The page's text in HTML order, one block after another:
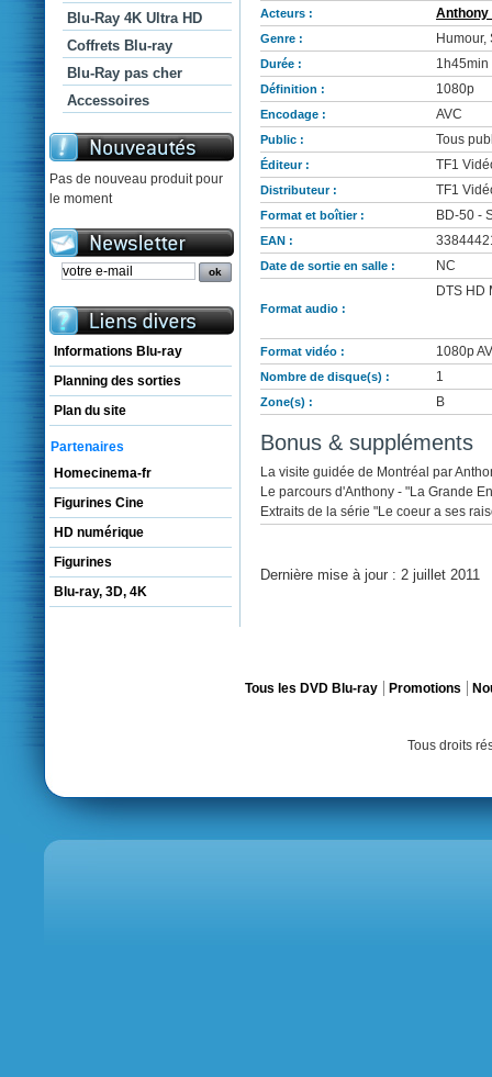
Blu-Ray 4K Ultra HD
Coffrets Blu-ray
Blu-Ray pas cher
Accessoires
Pas de nouveau produit pour
le moment
Informations Blu-ray
Planning des sorties
Plan du site
Partenaires
Homecinema-fr
Figurines Cine
HD numérique
Figurines
Blu-ray, 3D, 4K
Acteurs : Anthony
Genre : Humour,
Durée : 1h45min
Définition : 1080p
Encodage : AVC
Public : Tous
Éditeur : TF1
Distributeur : TF1
Format et boîtier : BD-50 -
EAN :
Date de sortie en salle : NC
Format audio :
DTS HD
Format vidéo : 1080p
Nombre de disque(s) : 1
Zone(s) : B
Bonus & suppléments
La visite guidée de Montréal par
Le parcours d'Anthony - "La Grande
Extraits de la série "Le coeur a ses
Dernière mise à jour : 2 juillet 2011
Tous les DVD Blu-ray Promotions
Tous droits